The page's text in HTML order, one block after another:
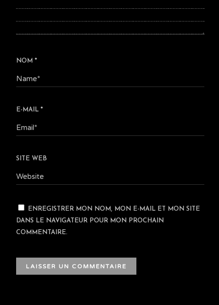
NOM *
E-MAIL *
SITE WEB
ENREGISTRER MON NOM, MON E-MAIL ET MON SITE
DANS LE NAVIGATEUR POUR MON PROCHAIN
COMMENTAIRE.